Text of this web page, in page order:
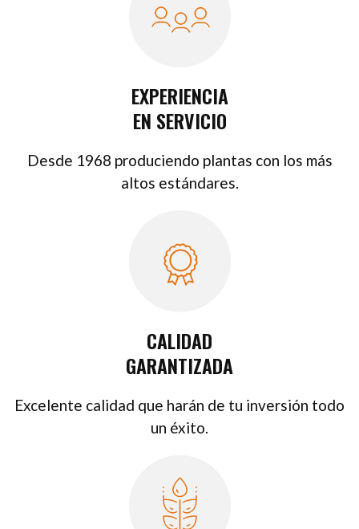
EXPERIENCIA
EN SERVICIO
Desde 1968 produciendo plantas con los más
altos estándares.
CALIDAD
GARANTIZADA
Excelente calidad que harán de tu inversión todo
un éxito.